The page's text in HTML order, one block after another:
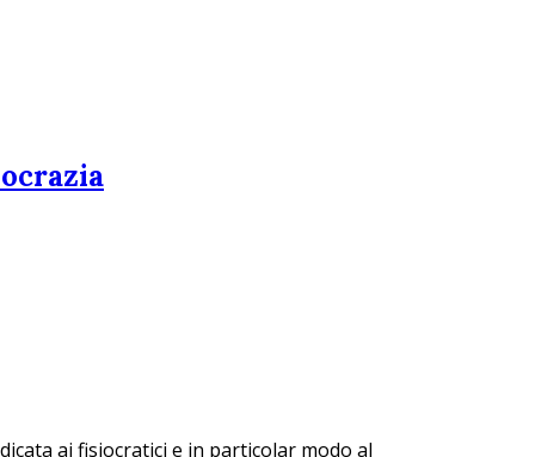
ai fisiocratici e in particolar modo al